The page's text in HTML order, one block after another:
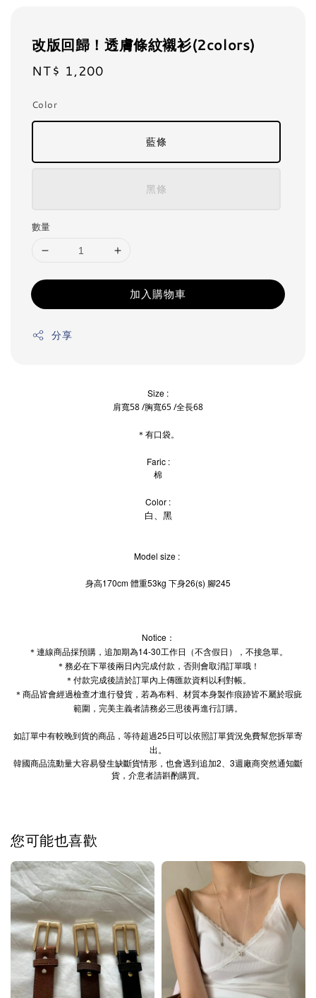
改版回歸！透膚條紋襯衫(2colors)
Regular
NT$ 1,200
Color
藍條
黑條
數量
加入購物車
分享
Size :
肩寬58 /胸寬65 /全長68
＊有口袋。
Faric :
棉
Color :
白、黑
Model size :
身高170cm 體重53kg 下身26(s) 腳245
Notice：
＊連線商品採預購，追加期為14-30工作日（不含假日），不接急單。
＊務必在下單後兩日內完成付款，否則會取消訂單哦！
＊付款完成後請於訂單內上傳匯款資料以利對帳。
＊商品皆會經過檢查才進行發貨，若為布料、材質本身製作痕跡皆不屬於瑕疵
範圍，完美主義者請務必三思後再進行訂購。
如訂單中有較晚到貨的商品，等待超過25日可以依照訂單貨況免費幫您拆單寄
出。
韓國商品流動量大容易發生缺斷貨情形，也會遇到追加2、 3週廠商突然通知斷
貨，介意者請斟酌購買。
您可能也喜歡